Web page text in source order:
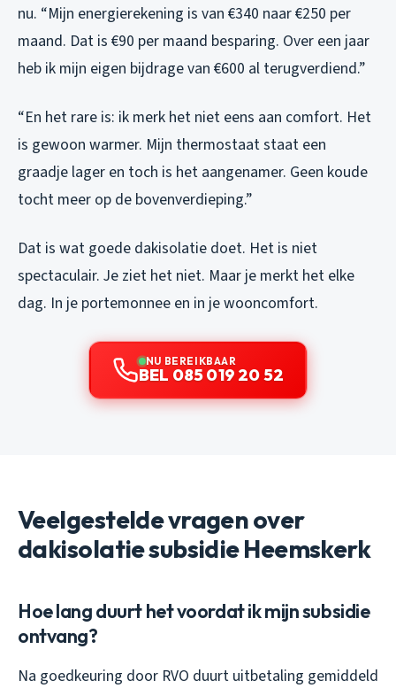
nu. “Mijn energierekening is van €340 naar €250 per
maand. Dat is €90 per maand besparing. Over een jaar
heb ik mijn eigen bijdrage van €600 al terugverdiend.”
“En het rare is: ik merk het niet eens aan comfort. Het
is gewoon warmer. Mijn thermostaat staat een
graadje lager en toch is het aangenamer. Geen koude
tocht meer op de bovenverdieping.”
Dat is wat goede dakisolatie doet. Het is niet
spectaculair. Je ziet het niet. Maar je merkt het elke
dag. In je portemonnee en in je wooncomfort.
NU BEREIKBAAR
BEL 085 019 20 52
Veelgestelde vragen over
dakisolatie subsidie Heemskerk
Hoe lang duurt het voordat ik mijn subsidie
ontvang?
Na goedkeuring door RVO duurt uitbetaling gemiddeld